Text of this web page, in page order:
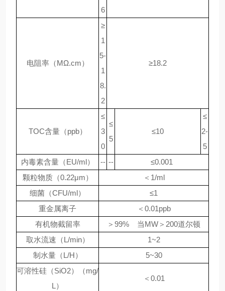
6
电阻率（MΩ.cm）
≥
1
5-
1
8.
2
≥18.2
TOC含量（ppb）
≤
3
0
≤
5
≤10
≤
2-
5
内毒素含量（EU/ml）
-- --
≤0.001
颗粒物质（0.22μm）
＜1/ml
细菌（CFU/ml）
≤1
重金属离子
＜0.01ppb
有机物截留率
＞99% 当MW＞200道尔顿
取水流速（L/min）
1~2
制水量（L/H）
5~30
可溶性硅（SiO2）（mg/
L）
＜0.01